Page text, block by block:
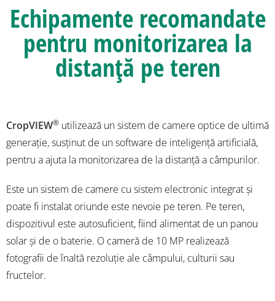
Echipamente recomandate
pentru monitorizarea la
distanță pe teren
CropVIEW® utilizează un sistem de camere optice de ultimă
generație, susținut de un software de inteligență artificială,
pentru a ajuta la monitorizarea de la distanță a câmpurilor.
Este un sistem de camere cu sistem electronic integrat și
poate fi instalat oriunde este nevoie pe teren. Pe teren,
dispozitivul este autosuficient, fiind alimentat de un panou
solar și de o baterie. O cameră de 10 MP realizează
fotografii de înaltă rezoluție ale câmpului, culturii sau
fructelor.